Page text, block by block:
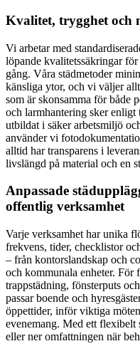
Kvalitet, trygghet och
Vi arbetar med
löpande kvalitetssäkringar för
gång. Våra städmetoder
känsliga ytor, och vi väljer
som är skonsamma för både
och larmhantering sker
utbildat i säker arbetsmiljö
använder vi
alltid har transparens i
livslängd på material och en
Anpassade
offentlig verksamhet
Varje verksamhet har unika
frekvens, tider, checklistor
– från kontorslandskap och
och kommunala enheter. För
trappstädning, fönsterputs
passar boende och
öppettider, inför viktiga
evenemang. Med ett
eller ner omfattningen när